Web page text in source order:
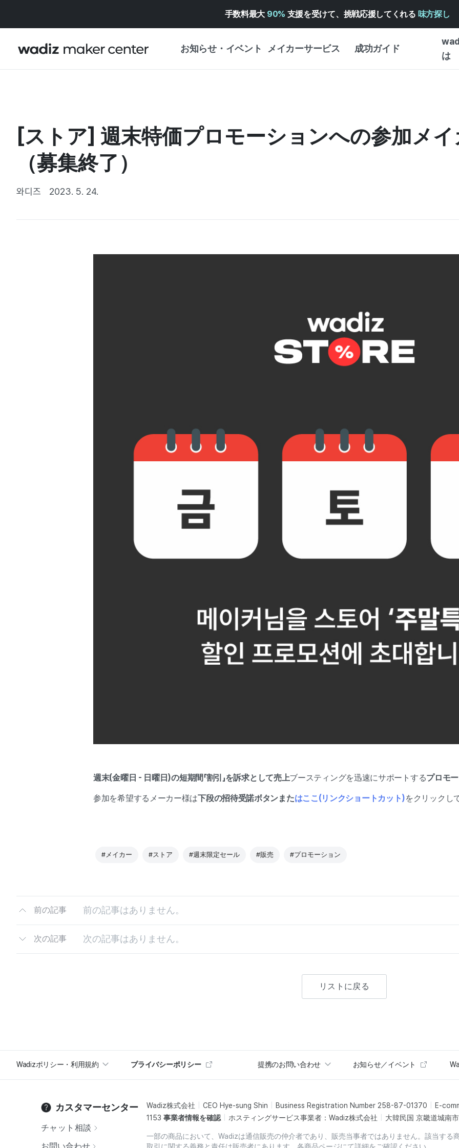
手数料最大 90% 支援を受けて、挑戦応援してくれる 味方探し
お知らせ・イベント メイカーサービス 成功ガイド
は
マイワディズ
重要なお知らせ
プレスリリース
企画展カレンダー
ヘルプセンター ↗︎
WADIZアワード ↗︎
WADIZ・スクール
成功ストーリー
体験型
創作型
[ストア] 週末特価プロモーションへの参加メ
（募集終了）
와디즈 2023. 5. 24.
週末(金曜日 - 日曜日)の短期間「割引」を訴求として売上ブースティングを迅速にサポートするプロモ
参加を希望するメーカー様は下段の招待受諾ボタンまたはここ(リンクショートカット)をクリックし
#メイカー #ストア #週末限定セール #販売 #プロモーション
前の記事 前の記事はありません。
次の記事 次の記事はありません。
リストに戻る
Wadizポリシー・利用規約 プライバシーポリシー 提携のお問い合わせ お知らせ／イベント
カスタマーセンター
チャット相談
お問い合わせ
Wadiz株式会社 CEO Hye-sung Shin Business Registration Number 258-87-01370
E-
1153 事業者情報を確認 ホスティングサービス事業者：Wadiz株式会社 大韓民国 京畿道城南
一部の商品において、Wadizは通信販売の仲介者であり、販売当事者ではありません。該当する
取引に関する義務と責任は販売者にあります。各商品ページにて詳細をご確認ください。